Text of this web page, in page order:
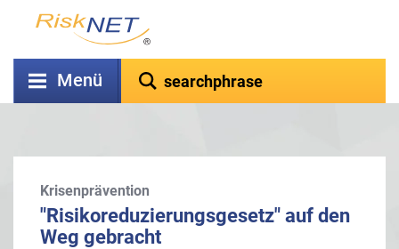
Menü
Krisenprävention
"Risikoreduzierungsgesetz" auf den
Weg gebracht